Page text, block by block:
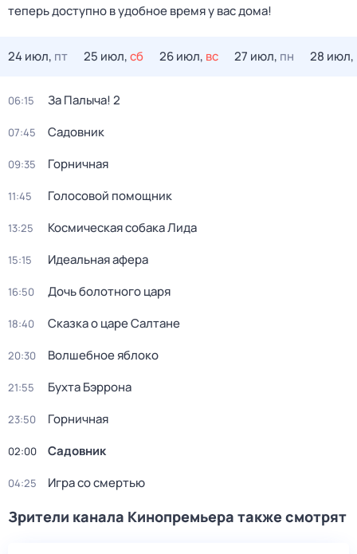
теперь доступно в удобное время у вас дома!
24 июл, пт 25 июл,сб 26 июл, вс 27 июл, пн 28 июл,
06:15 За Палыча! 2
07:45 Садовник
09:35 Горничная
11:45 Голосовой помощник
13:25 Космическая собака Лида
15:15 Идеальная афера
16:50 Дочь болотного царя
18:40 Сказка о царе Салтане
20:30 Волшебное яблоко
21:55 Бухта Бэррона
23:50 Горничная
02:00 Садовник
04:25 Игра со смертью
Зрители канала Кинопремьера также смотрят